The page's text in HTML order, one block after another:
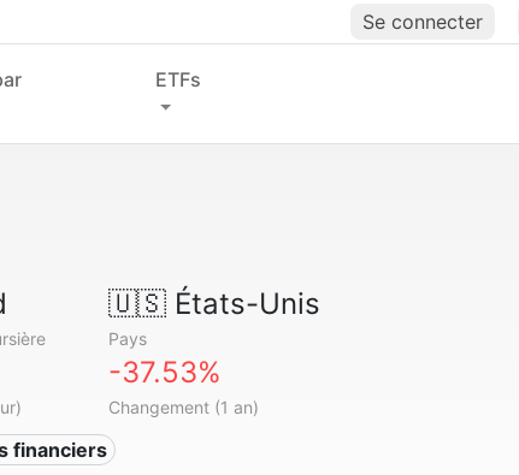
Se connecter
ETFs
🇺🇸États-Unis
Pays
-37.53%
Changement (1 an)
financiers